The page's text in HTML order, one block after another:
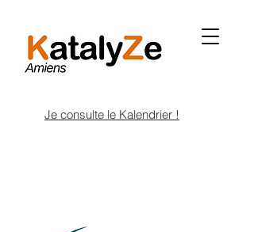
Je consulte le Kalendrier !